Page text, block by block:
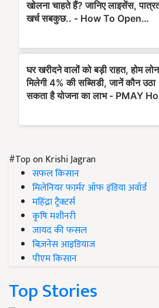
#Top on Krishi Jagran
सफल किसान
मिलेनियर फार्मर ऑफ इंडिया अवॉर्ड
महिंद्रा ट्रैक्टर्स
कृषि मशीनरी
जायद की फसल
बिज़नेस आइडियाज
पीएम किसान
Top Stories